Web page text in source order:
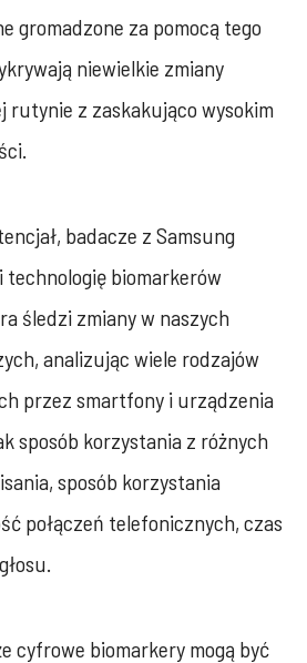
gromadzone za pomocą tego
niewielkie zmiany
rutynie z zaskakująco wysokim
badacze z Samsung
technologię biomarkerów
śledzi zmiany w naszych
analizując wiele rodzajów
przez smartfony i urządzenia
sposób korzystania z różnych
sposób korzystania
połączeń telefonicznych, czas
cyfrowe biomarkery mogą być